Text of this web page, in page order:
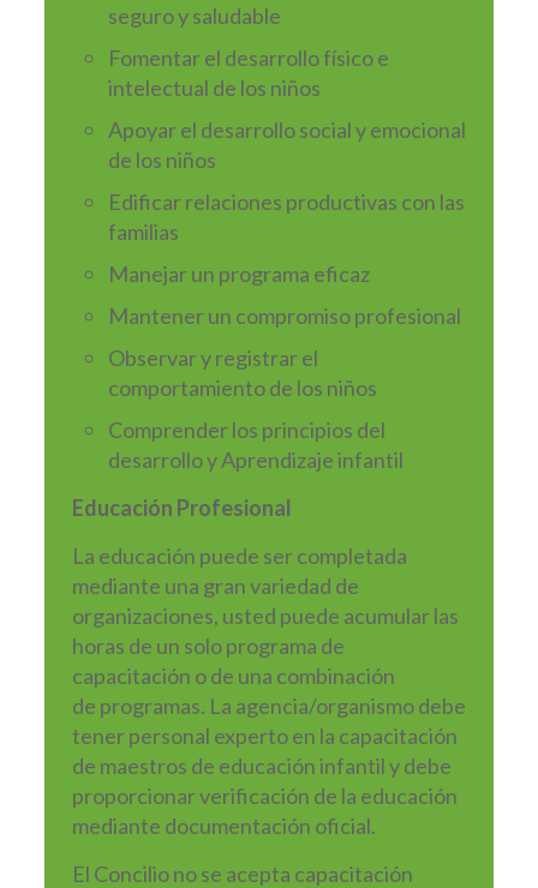
seguro y saludable
Fomentar el desarrollo físico e
intelectual de los niños
Apoyar el desarrollo social y emocional
de los niños
Edificar relaciones productivas con las
familias
Manejar un programa eficaz
Mantener un compromiso profesional
Observar y registrar el
comportamiento de los niños
Comprender los principios del
desarrollo y Aprendizaje infantil
Educación Profesional
La educación puede ser completada
mediante una gran variedad de
organizaciones, usted puede acumular las
horas de un solo programa de
capacitación o de una combinación
de programas. La agencia/organismo debe
tener personal experto en la capacitación
de maestros de educación infantil y debe
proporcionar verificación de la educación
mediante documentación oficial.
El Concilio no se acepta capacitación